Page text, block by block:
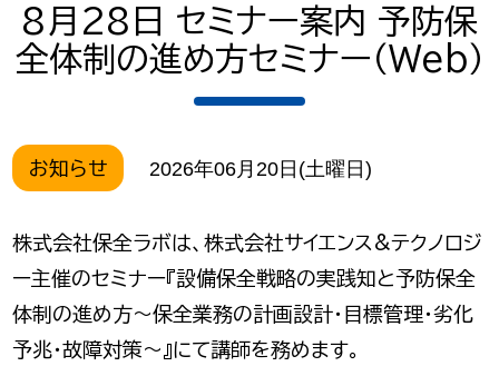
8月28日 セミナー案内 予防保
全体制の進め方セミナー（Web）
お知らせ 2026年06月20日(土曜日)
株式会社保全ラボは、株式会社サイエンス&テクノロジ
ー主催のセミナー『設備保全戦略の実践知と予防保全
体制の進め方～保全業務の計画設計・目標管理・劣化
予兆・故障対策～』にて講師を務めます。